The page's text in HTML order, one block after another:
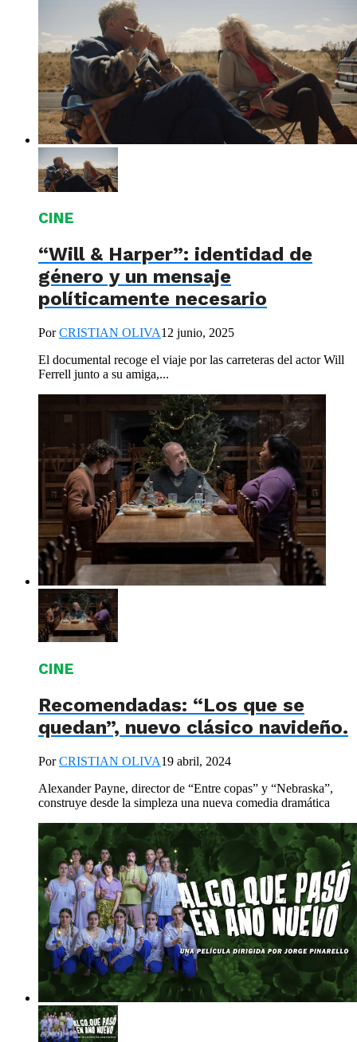
CINE
“Will & Harper”: identidad de
género y un mensaje
políticamente necesario
PorCRISTIAN OLIVA12 junio, 2025
El documental recoge el viaje por las carreteras del actor Will
Ferrell junto a su amiga,...
CINE
Recomendadas: “Los que se
quedan”, nuevo clásico navideño.
PorCRISTIAN OLIVA19 abril, 2024
Alexander Payne, director de “Entre copas” y “Nebraska”,
construye desde la simpleza una nueva comedia dramática